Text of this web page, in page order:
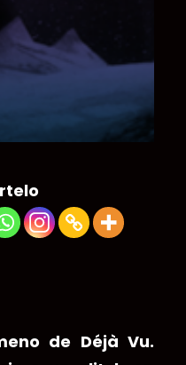
de Déjà Vu.